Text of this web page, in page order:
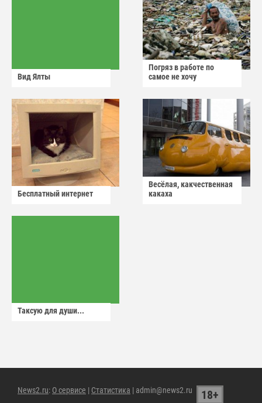
Вид Ялты
Погряз в работе по
самое не хочу
Бесплатный интернет
Весёлая, какчественная
какаха
Таксую для души...
News2.ru: О сервисе | Статистика | admin@news2.ru 18+